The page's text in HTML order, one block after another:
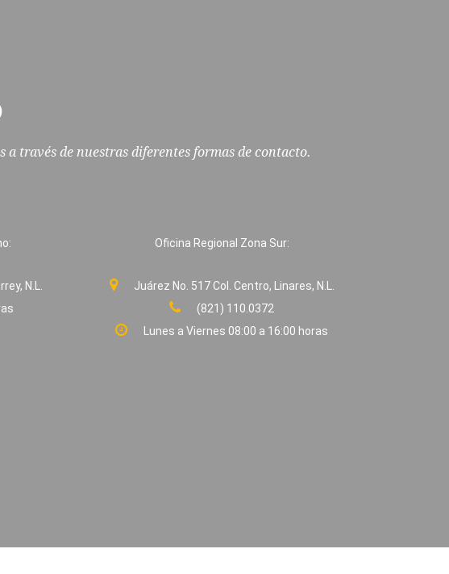
través de nuestras diferentes formas de contacto.
N.L.
Oficina Regional Zona Sur:
Juárez No. 517 Col. Centro, Linares, N.L.
(821) 110.0372
Lunes a Viernes 08:00 a 16:00 horas